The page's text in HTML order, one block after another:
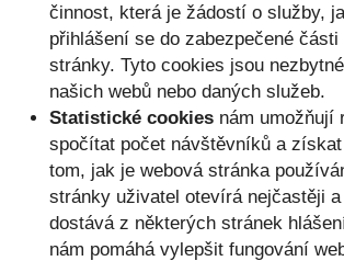
činnost, která je žádostí o služby,
přihlášení se do zabezpečené
stránky. Tyto cookies jsou
našich webů nebo daných služeb.
Statistické cookies nám umožňují
spočítat počet návštěvníků a
tom, jak je webová stránka
stránky uživatel otevírá nejčastěji
dostává z některých stránek
nám pomáhá vylepšit fungování